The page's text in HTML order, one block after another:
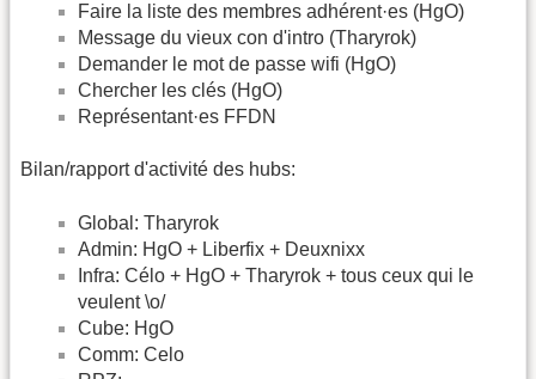
Faire la liste des membres adhérent·es (HgO)
Message du vieux con d'intro (Tharyrok)
Demander le mot de passe wifi (HgO)
Chercher les clés (HgO)
Représentant·es FFDN
Bilan/rapport d'activité des hubs:
Global: Tharyrok
Admin: HgO + Liberfix + Deuxnixx
Infra: Célo + HgO + Tharyrok + tous ceux qui le
veulent \o/
Cube: HgO
Comm: Celo